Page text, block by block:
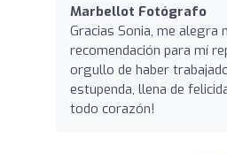
Marbellot Fotógrafo
Gracias Sonia, me alegra
recomendación para mí
orgullo de haber
estupenda, llena de
todo corazón!